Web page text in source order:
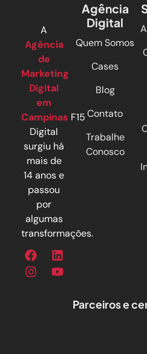
A
Agência
de
Marketing
Digital
em
Campinas F15
Digital
surgiu há
mais de
14 anos e
passou
por
algumas
transformações.
Agência
Digital
Quem Somos
Cases
Blog
Contato
Trabalhe
Conosco
Parceiros e